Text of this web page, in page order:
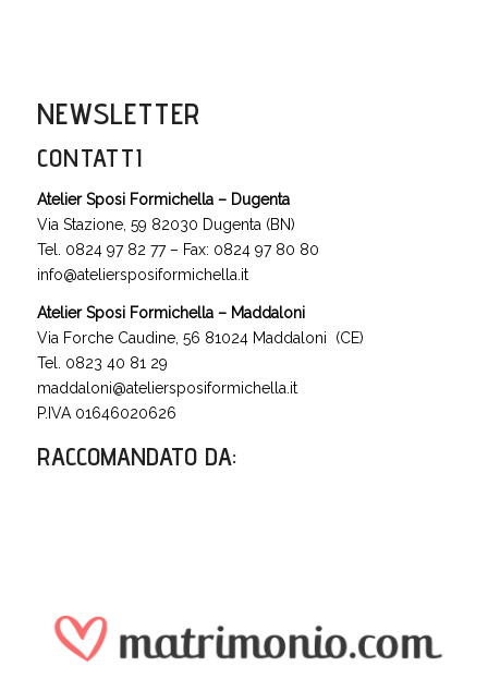
NEWSLETTER
CONTATTI
Atelier Sposi Formichella – Dugenta
Via Stazione, 59 82030 Dugenta (BN)
Tel. 0824 97 82 77 – Fax: 0824 97 80 80
info@ateliersposiformichella.it
Atelier Sposi Formichella – Maddaloni
Via Forche Caudine, 56 81024 Maddaloni (CE)
Tel. 0823 40 81 29
maddaloni@ateliersposiformichella.it
P.IVA 01646020626
RACCOMANDATO DA: